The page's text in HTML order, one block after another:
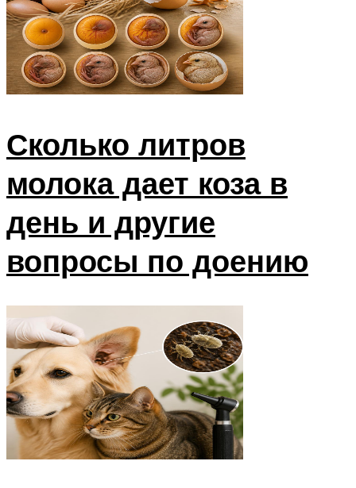
Сколько литров
молока дает коза в
день и другие
вопросы по доению